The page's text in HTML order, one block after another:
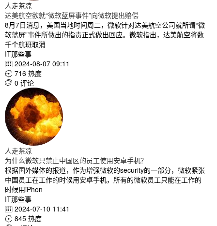
人走茶凉
达美航空欲就“微软蓝屏事件”向微软提出赔偿
8月7日消息，美国当地时间周二，微软针对达美航空公司就所谓“微
软蓝屏”事件所做出的指责正式做出回应。微软指出，达美航空将数
千个航班取消
IT那些事
 2024-08-07 09:11
 716 热度
 0 评论
人走茶凉
为什么微软只禁止中国区的员工使用安卓手机？
根据国外媒体的报道，作为增强微软的security的一部分，微软紧张
中国员工在工作的时候用安卓手机，所有的微软员工只能在工作的
时候用iPhon
IT那些事
 2024-07-10 11:41
 845 热度